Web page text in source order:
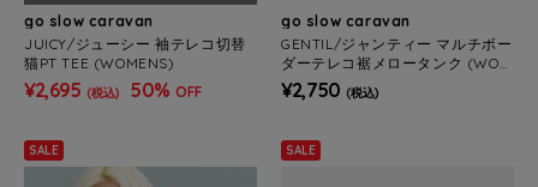
go slow caravan
JUICY/ジューシー 袖テレコ切替
猫PT TEE (WOMENS)
¥2,695 (税込) 50% OFF
go slow caravan
GENTIL/ジャンティー マルチボー
ダーテレコ裾メロータンク (WOM
ENS)
¥2,750 (税込)
SALE SALE